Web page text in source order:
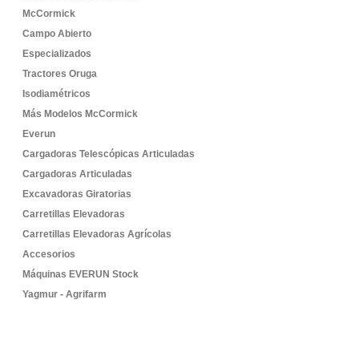
McCormick
Campo Abierto
Especializados
Tractores Oruga
Isodiamétricos
Más Modelos McCormick
Everun
Cargadoras Telescópicas Articuladas
Cargadoras Articuladas
Excavadoras Giratorias
Carretillas Elevadoras
Carretillas Elevadoras Agrícolas
Accesorios
Máquinas EVERUN Stock
Yagmur - Agrifarm